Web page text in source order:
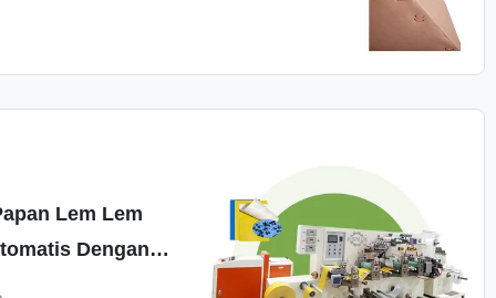
Lem Lem
Dengan
Pancing Lem